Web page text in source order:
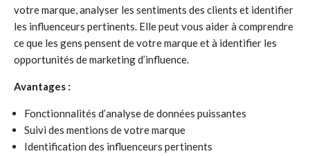
votre marque, analyser les sentiments des clients et identifier
les influenceurs pertinents. Elle peut vous aider à comprendre
ce que les gens pensent de votre marque et à identifier les
opportunités de marketing d’influence.
Avantages :
Fonctionnalités d’analyse de données puissantes
Suivi des mentions de votre marque
Identification des influenceurs pertinents